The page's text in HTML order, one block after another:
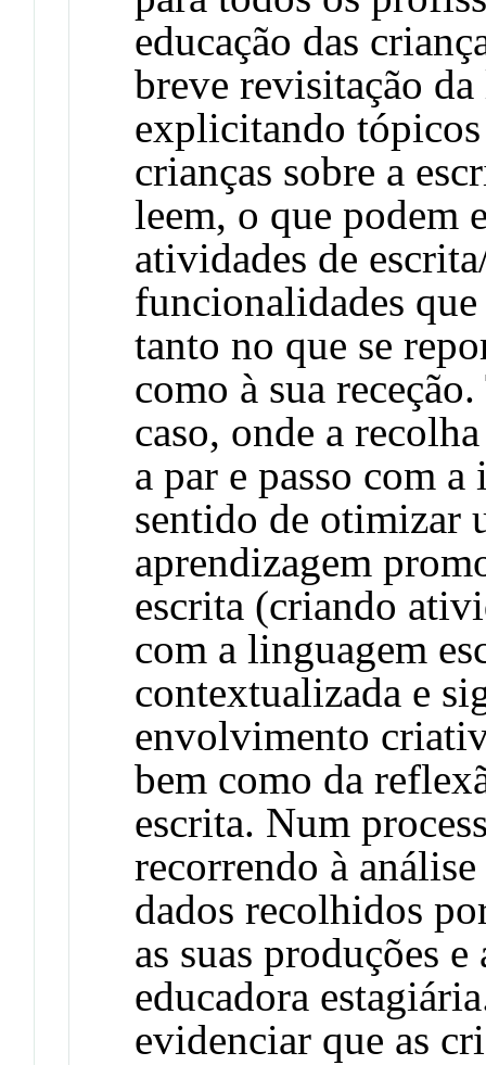
educação das
breve revisitação
explicitando tópicos
crianças sobre a
leem, o que podem
atividades de
funcionalidades
tanto no que se
como à sua
caso, onde a
a par e passo com
sentido de otimizar
aprendizagem
escrita (criando
com a linguagem
contextualizada e
envolvimento
bem como da
escrita. Num
recorrendo à
dados recolhidos
as suas produções
educadora
evidenciar que as